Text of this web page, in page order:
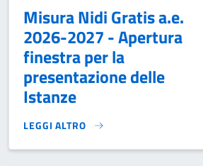
Misura Nidi Gratis a.e.
2026-2027 - Apertura
finestra per la
presentazione delle
Istanze
LEGGI ALTRO
MISURA NIDI GRATIS A.E. 2026-